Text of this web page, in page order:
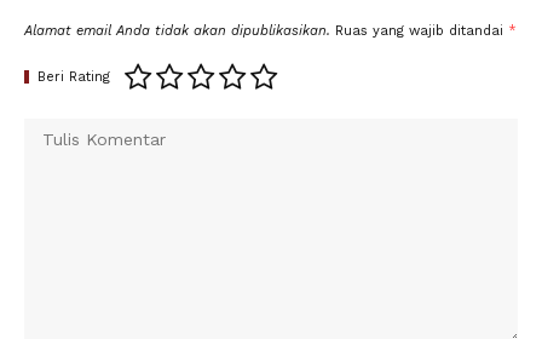
Alamat email Anda tidak akan dipublikasikan. Ruas yang wajib ditandai *
Beri Rating